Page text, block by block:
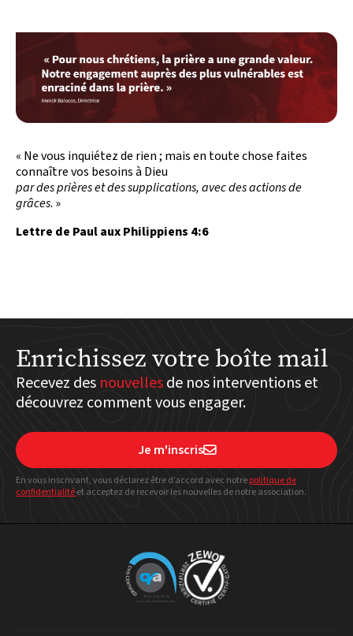
« Ne vous inquiétez de rien ; mais en toute chose faites
connaître vos besoins à Dieu
par des prières et des supplications, avec des actions de
grâces. »
Lettre de Paul aux Philippiens 4:6
Enrichissez votre boîte mail
Recevez des nouvellesde nos interventions et
découvrez comment vous engager.
Je m'inscris
En vous inscrivant, vous déclarez être d’accord avec notrepolitiquede
confidentialitéet acceptez de recevoir les nouvelles de notre association.